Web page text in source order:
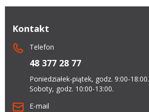
Kontakt
Telefon
48 377 28 77
Poniedziałek-piątek, godz. 9:00-18:00.
Soboty, godz. 10:00-13:00.
E-mail